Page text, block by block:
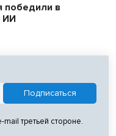
победили в
ИИ
третьей стороне.